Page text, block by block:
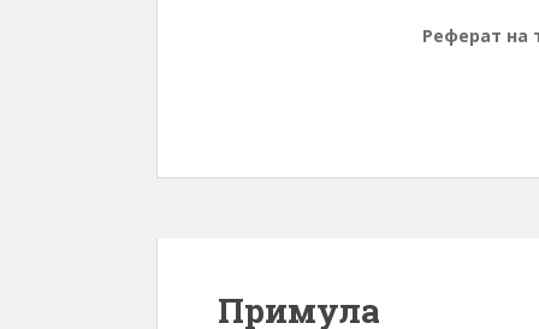
Реферат на
Примула